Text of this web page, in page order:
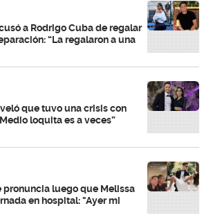
a Rodrigo Cuba de regalar
“La regalaron a una
que tuvo una crisis con
loquita es a veces”
pronuncia luego que Melissa
en hospital: "Ayer mi